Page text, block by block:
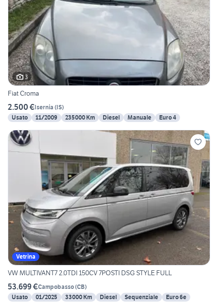
3
Fiat Croma
2.500 €Isernia (IS)
Usato
11/2009 235000 Km Diesel Manuale Euro 4
Vetrina
VW MULTIVANT7 2.0TDI 150CV 7POSTI DSG STYLE FULL
53.699 €Campobasso(CB)
Usato
01/2025 33000 Km Diesel Sequenziale Euro 6e